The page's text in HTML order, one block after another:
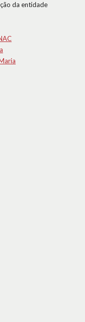
da entidade